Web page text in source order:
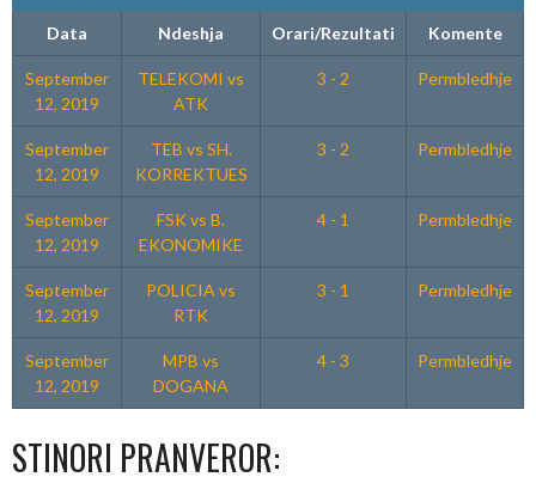
Data Ndeshja Orari/Rezultati Komente
September
12, 2019
TELEKOMI vs
ATK
3 - 2 Permbledhje
September
12, 2019
TEB vs SH.
KORREKTUES
3 - 2 Permbledhje
September
12, 2019
FSK vs B.
EKONOMIKE
4 - 1 Permbledhje
September
12, 2019
POLICIA vs
RTK
3 - 1 Permbledhje
September
12, 2019
MPB vs
DOGANA
4 - 3 Permbledhje
STINORI PRANVEROR: